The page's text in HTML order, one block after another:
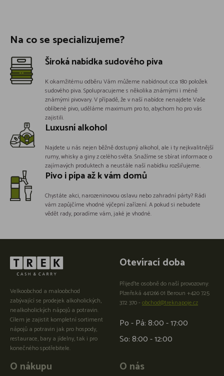
Na co se specializujeme?
Široká nabídka sudového piva
K okamžitému odběru Vám můžeme nabídnout cca 180 položek
sudového piva. Spolupracujeme s několika známými i méně
známými pivovary. V případě, že v naší nabídce nenajdete Vaše
oblíbené pivo, uděláme maximum pro to, abychom ho pro vás
zajistili.
Luxusní alkohol
Najdete u nás nejen běžně dostupný alkohol, ale i ty nejkvalitnější
rumy, whisky a giny z celého světa. Snažíme se sbírat informace o
zajímavých produktech a neustále naší nabídku rozšiřujeme.
Pivo i pípa až k vám domů
Chystáte akci, narozeninovou oslavu nebo zahradní párty? Rádi
vám zapůjčíme vhodné výčepní zařízení. A pokud si nebudete
vědět rady, poradíme vám, jaké je vhodné.
Velkoobchod a maloobchod
zabývající se prodejek alkoholických,
nealkoholických nápojů a potravin.
Cílem je zajistit kompletní sortiment
nápojů a potravin jak pro hospody,
restaurace, bary a jídelny, tak i pro
konečného spotřebitele.
O nákupu O nás
Otevírací doba
Přijeďte osobně do naší provozovny:
Plzeňská 441266 01 Beroun +420 725
372 370 -obchod@treknapoje.cz
Po - Pá: 8:00 - 17:00
So: 8:00 - 12:00